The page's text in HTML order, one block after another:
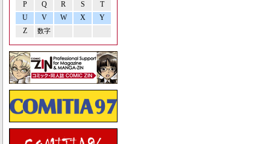
P Q R S
T
U
V W X
Y
Z
数字